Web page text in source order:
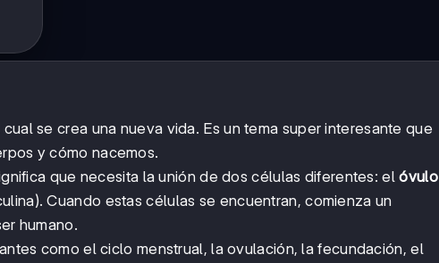
se crea una nueva vida. Es un tema super interesante que
y cómo nacemos.
que necesita la unión de dos células diferentes: elóvulo
Cuando estas células se encuentran, comienza un
humano.
como el ciclo menstrual, la ovulación, la fecundación, el